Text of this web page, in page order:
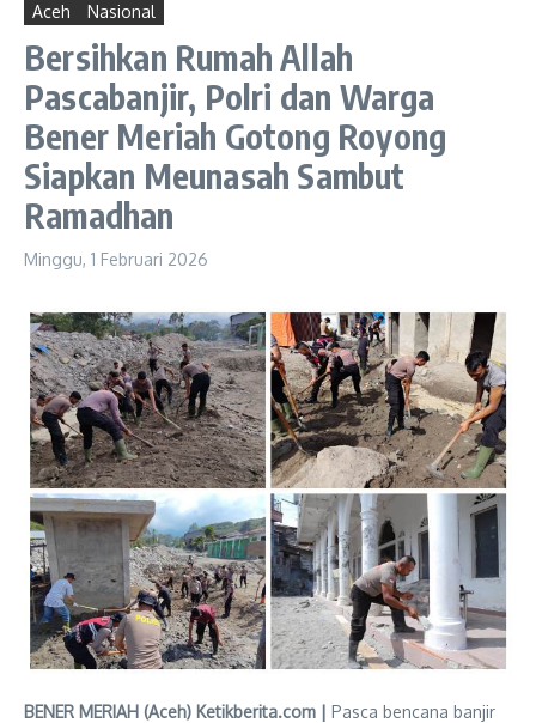
Aceh Nasional
Bersihkan Rumah Allah
Pascabanjir, Polri dan Warga
Bener Meriah Gotong Royong
Siapkan Meunasah Sambut
Ramadhan
Minggu, 1 Februari 2026
BENER MERIAH (Aceh) Ketikberita.com | Pasca bencana banjir